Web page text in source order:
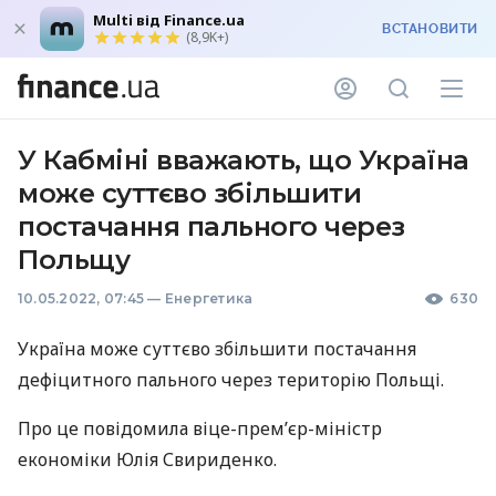
Multi від Finance.ua
(8,9K+) ВСТАНОВИТИ
У Кабміні вважають, що Україна
може суттєво збільшити
постачання пального через
Польщу
10.05.2022, 07:45 — Енергетика 630
Україна може суттєво збільшити постачання
дефіцитного пального через територію Польщі.
Про це повідомила віце-прем’єр-міністр
економіки Юлія Свириденко.